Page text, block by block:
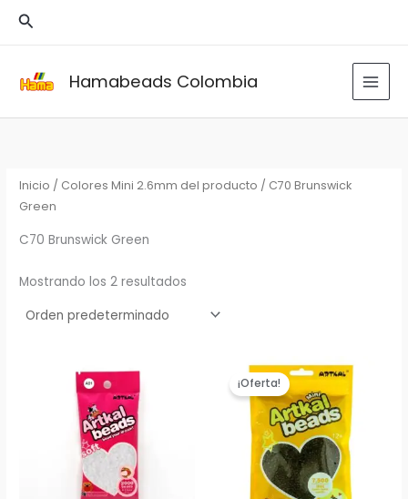
Buscar
Hamabeads Colombia
Inicio / Colores Mini 2.6mm del producto / C70 Brunswick
Green
C70 Brunswick Green
Mostrando los 2 resultados
¡Oferta!